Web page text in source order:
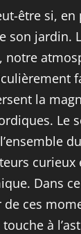
être si,
son jardin.
notre
la
Le
Dans
ces
touche à